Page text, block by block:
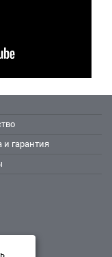
и гарантия